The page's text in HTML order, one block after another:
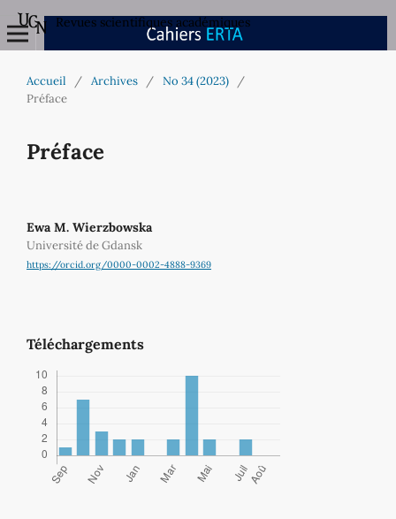
Revues scientifiques académiques
Accueil / Archives / No 34 (2023)
/
Préface
Préface
Ewa M. Wierzbowska
Université de Gdansk
https://orcid.org/0000-0002-4888-9369
Téléchargements